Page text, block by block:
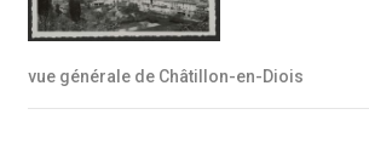
vue générale de Châtillon-en-Diois